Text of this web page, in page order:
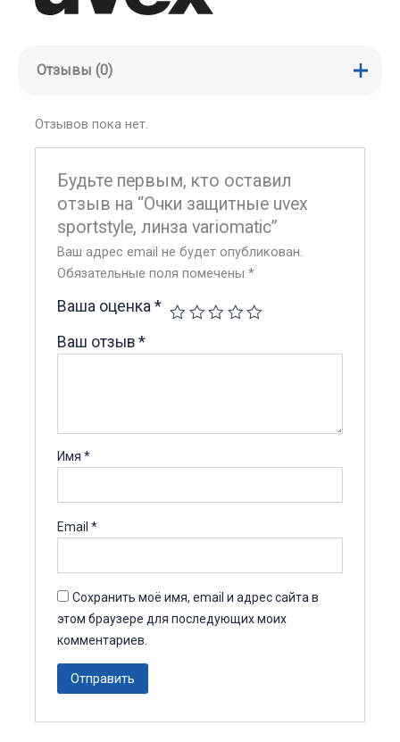
Отзывы (0)
Отзывов пока нет.
Будьте первым, кто оставил
отзыв на “Очки защитные uvex
sportstyle, линза variomatic”
Ваш адрес email не будет опубликован.
Обязательные поля помечены*
Ваша оценка*
Ваш отзыв*
Имя*
Email*
Сохранить моё имя, email и адрес сайта в
этом браузере для последующих моих
комментариев.